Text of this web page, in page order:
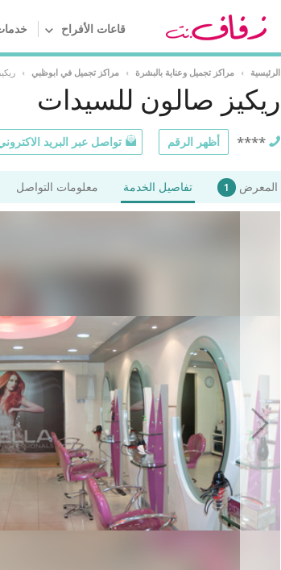
قاعات الأفراح
الرئيسية › مراكز تجميل وعناية بالبشرة › مراكز تجميل في ابوظبي ›
ريكيز صالون للسيدات
**** أظهر الرقم تواصل عبر البريد
المعرض 1 تفاصيل الخدمة معلومات التواصل